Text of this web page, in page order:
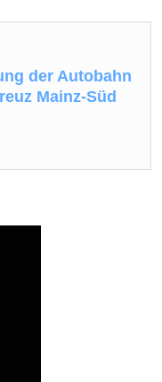
der Autobahn
Mainz-Süd